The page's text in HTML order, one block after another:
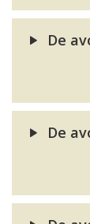
De
De